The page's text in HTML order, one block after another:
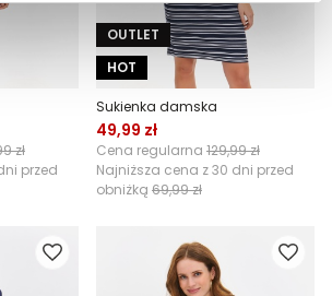
zł
przed
OUTLET
HOT
Sukienka damska
49,99 zł
Cena regularna 129,99 zł
Najniższa cena z 30 dni przed
obniżką 69,99 zł